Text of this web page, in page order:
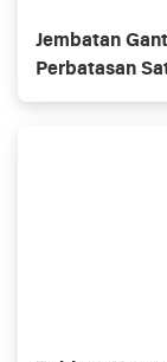
Jembatan
Perbatasan
Vertikal